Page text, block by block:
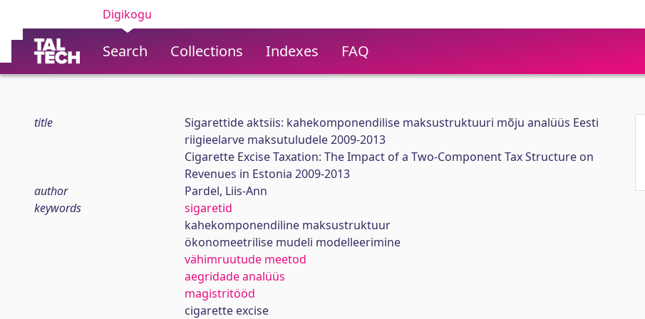
Digikogu
Search Collections Indexes FAQ
title
Sigarettide aktsiis: kahekomponendilise maksustruktuuri mõju analüüs Eesti
riigieelarve maksutuludele 2009-2013
Cigarette Excise Taxation: The Impact of a Two-Component Tax Structure on
Revenues in Estonia 2009-2013
author
Pardel, Liis-Ann
keywords
sigaretid
kahekomponendiline maksustruktuur
ökonomeetrilise mudeli modelleerimine
vähimruutude meetod
aegridade analüüs
magistritööd
cigarette excise